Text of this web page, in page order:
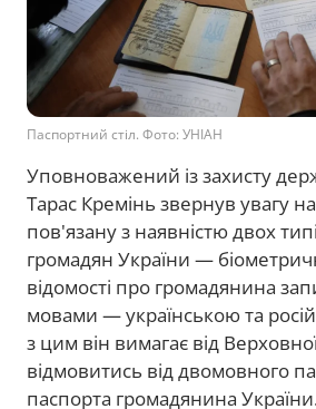
Паспортний стіл. Фото: УНІАН
Уповноважений із захисту
Тарас Кремінь звернув увагу
пов'язану з наявністю двох
громадян України —
відомості про громадянина
мовами — українською та
з цим він вимагає від
відмовитись від двомовного
паспорта громадянина